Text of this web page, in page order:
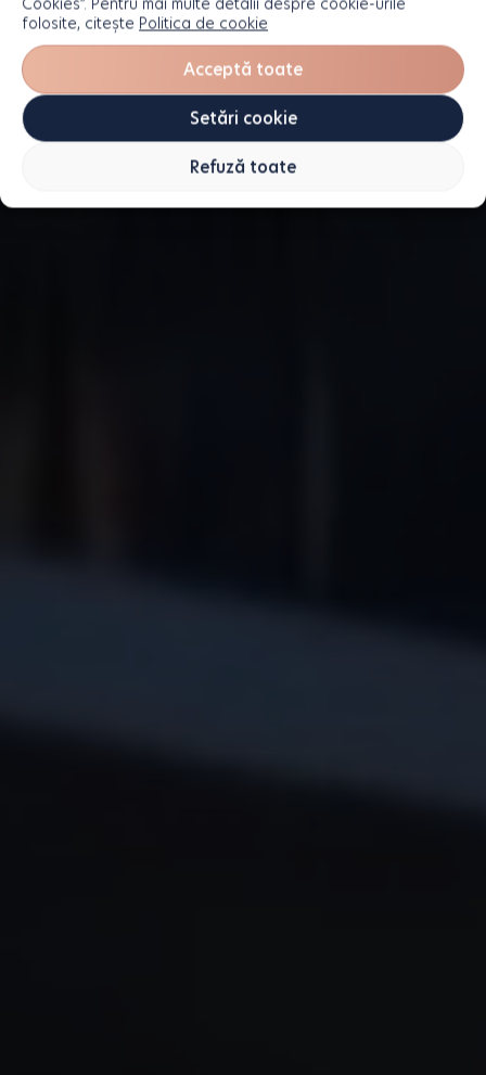
folosite, citește Politica de cookie
Acceptă toate
Refuză toate
Setări cookie